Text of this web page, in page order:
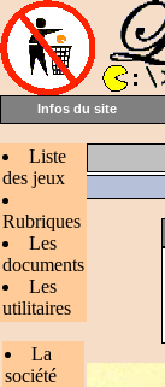
Infos du site
Liste
des jeux
Rubriques
Les
documents
Les
utilitaires
La
société